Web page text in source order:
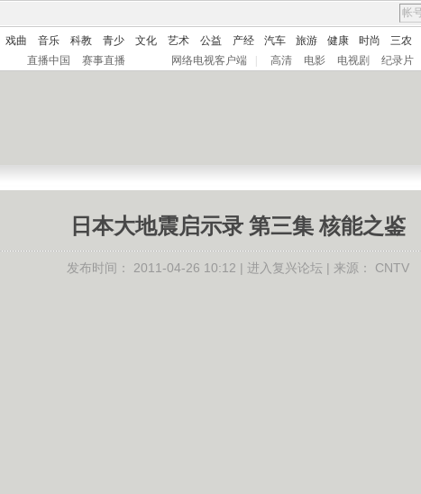
戏曲 音乐 科教 青少 文化 艺术 公益 产经 汽车 旅游 健康 时尚 三农
直播中国 赛事直播 网络电视客户端 高清 电影 电视剧 纪录片
日本大地震启示录 第三集 核能之鉴
发布时间： 2011-04-26 10:12 | 进入复兴论坛 | 来源： CNTV